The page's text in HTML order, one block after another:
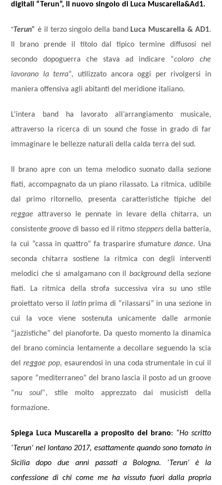
digitali “Terun”, il nuovo singolo di Luca Muscarella&Ad1.
“Terun”è il terzo singolo della band Luca Muscarella & AD1.
Il brano prende il titolo dal tipico termine diffusosi nel
secondo dopoguerra che stava ad indicare “coloro che
lavorano la terra“, utilizzato ancora oggi per rivolgersi in
maniera offensiva agli abitanti del meridione italiano.
L’intera band ha lavorato all’arrangiamento musicale,
attraverso la ricerca di un sound che fosse in grado di far
immaginare le bellezze naturali della calda terra del sud.
Il brano apre con un tema melodico suonato dalla sezione
fiati, accompagnato da un piano rilassato. La ritmica, udibile
dal primo ritornello, presenta caratteristiche tipiche del
reggaeattraverso le pennate in levare della chitarra, un
consistentegroovedi basso ed il ritmo steppers della batteria,
la cui “cassa in quattro” fa trasparire sfumaturedance. Una
seconda chitarra sostiene la ritmica con degli interventi
melodici che si amalgamano con il backgrounddella sezione
fiati. La ritmica della strofa successiva vira su uno stile
proiettato verso il latin prima di “rilassarsi” in una sezione in
cui la voce viene sostenuta unicamente dalle armonie
“jazzistiche” del pianoforte. Da questo momento la dinamica
del brano comincia lentamente a decollare seguendo la scia
delreggae pop, esaurendosi in una coda strumentale in cui il
sapore “mediterraneo” del brano lascia il posto ad un groove
“nu soul”, stile molto apprezzato dai musicisti della
formazione.
Spiega Luca Muscarella a proposito del brano: “Ho scritto
‘Terun’ nel lontano 2017, esattamente quando sono tornato in
Sicilia dopo due anni passati a Bologna. ‘Terun’ è la
confessione di chi come me ha vissuto fuori dalla propria